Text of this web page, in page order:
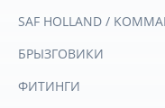
SAF HOLLAND /
БРЫЗГОВИКИ
ФИТИНГИ